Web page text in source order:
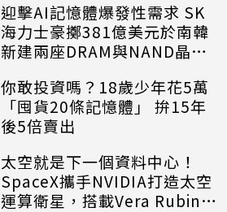
迎擊AI記憶體爆發性需求 SK
海力士豪擲381億美元於南韓
新建兩座DRAM與NAND晶圓
你敢投資嗎？18歲少年花5萬
「囤貨20條記憶體」 拚15年
後5倍賣出
太空就是下一個資料中心！
SpaceX攜手NVIDIA打造太空
運算衛星，搭載Vera Rubin運